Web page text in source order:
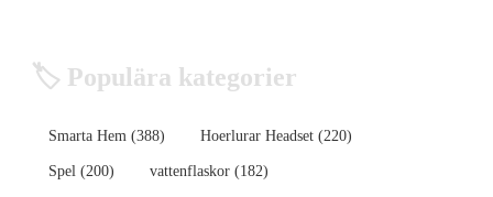
🏷️ Populära kategorier
Smarta Hem (388) Hoerlurar Headset (220)
Spel (200) vattenflaskor (182)